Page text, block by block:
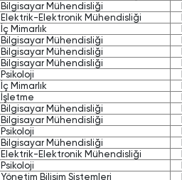
Bilgisayar Mühendisliği
Elektrik-Elektronik Mühendisliği
İç Mimarlık
Bilgisayar Mühendisliği
Bilgisayar Mühendisliği
Bilgisayar Mühendisliği
Psikoloji
İç Mimarlık
İşletme
Bilgisayar Mühendisliği
Bilgisayar Mühendisliği
Psikoloji
Bilgisayar Mühendisliği
Elektrik-Elektronik Mühendisliği
Psikoloji
Yönetim Bilişim Sistemleri